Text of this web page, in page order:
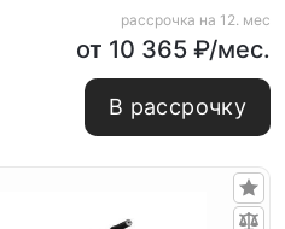
рассрочка на 12. мес
от 10 365 ₽/мес.
В рассрочку